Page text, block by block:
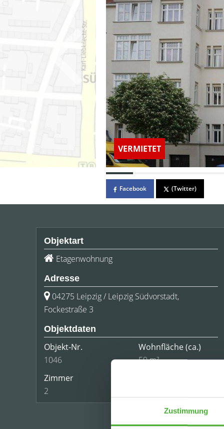
Zustimmung
VERMIETET
Facebook (Twitter)
Objektart
Etagenwohnung
Adresse
04275 Leipzig / Leipzig Südvorstadt,
Fockestraße 3
Objektdaten
Objekt-Nr.
1046
Wohnfläche(ca.)
59 m²
Zimmer
2